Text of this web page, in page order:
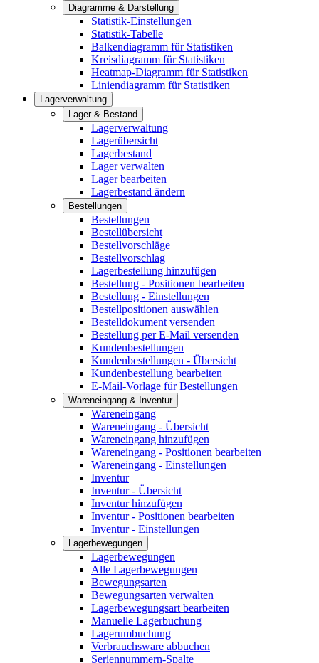
Diagramme & Darstellung
Statistik-Einstellungen
Statistik-Tabelle
Balkendiagramm für Statistiken
Kreisdiagramm für Statistiken
Heatmap-Diagramm für Statistiken
Liniendiagramm für Statistiken
Lagerverwaltung
Lager & Bestand
Lagerverwaltung
Lagerübersicht
Lagerbestand
Lager verwalten
Lager bearbeiten
Lagerbestand ändern
Bestellungen
Bestellungen
Bestellübersicht
Bestellvorschläge
Bestellvorschlag
Lagerbestellung hinzufügen
Bestellung - Positionen bearbeiten
Bestellung - Einstellungen
Bestellpositionen auswählen
Bestelldokument versenden
Bestellung per E-Mail versenden
Kundenbestellungen
Kundenbestellungen - Übersicht
Kundenbestellung bearbeiten
E-Mail-Vorlage für Bestellungen
Wareneingang & Inventur
Wareneingang
Wareneingang - Übersicht
Wareneingang hinzufügen
Wareneingang - Positionen bearbeiten
Wareneingang - Einstellungen
Inventur
Inventur - Übersicht
Inventur hinzufügen
Inventur - Positionen bearbeiten
Inventur - Einstellungen
Lagerbewegungen
Lagerbewegungen
Alle Lagerbewegungen
Bewegungsarten
Bewegungsarten verwalten
Lagerbewegungsart bearbeiten
Manuelle Lagerbuchung
Lagerumbuchung
Verbrauchsware abbuchen
Seriennummern-Spalte